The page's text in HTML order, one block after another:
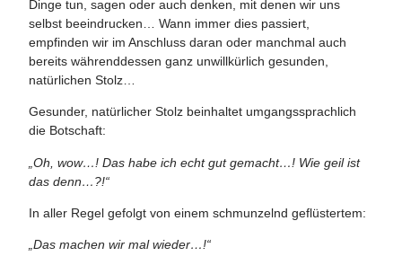
Dinge tun, sagen oder auch denken, mit denen wir uns
selbst beeindrucken… Wann immer dies passiert,
empfinden wir im Anschluss daran oder manchmal auch
bereits währenddessen ganz unwillkürlich gesunden,
natürlichen Stolz…
Gesunder, natürlicher Stolz beinhaltet umgangssprachlich
die Botschaft:
„Oh, wow…! Das habe ich echt gut gemacht…! Wie geil ist
das denn…?!“
In aller Regel gefolgt von einem schmunzelnd geflüstertem:
„Das machen wir mal wieder…!“